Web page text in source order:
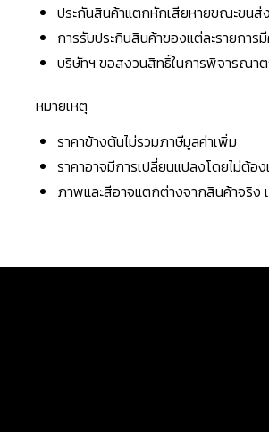
ประกันสินค้าแตกหักเสียหายขณะขนส่
การรับประกินสินค้าของแต่ละรายการ
บริษัทฯ ขอสงวนสิทธิ์ในการพิจารณา
หมายเหตุ
ราคาข้างต้นไม่รวมภาษีมูลค่าเพิ่ม
ราคาอาจมีการเปลี่ยนแปลงโดยไม่ต้อ
ภาพและสีอาจแตกต่างจากสินค้าจริง